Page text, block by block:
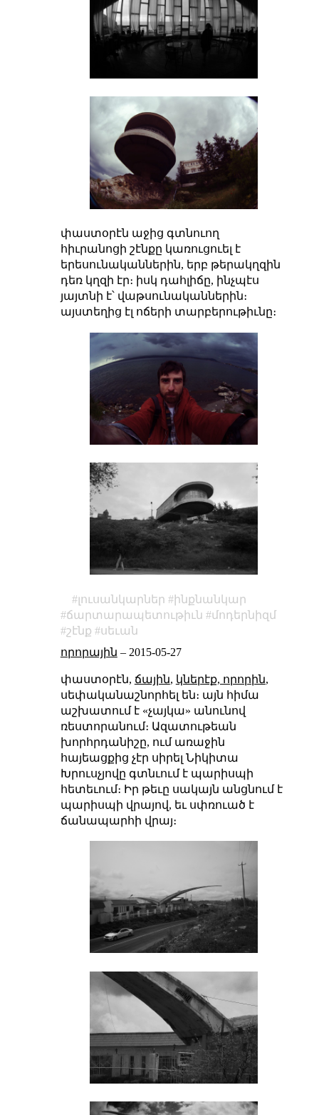
փաստօրէն աջից գտնուող
հիւրանոցի շէնքը կառուցուել է
երեսունականներին, երբ թերակղզին
դեռ կղզի էր։ իսկ դահլիճը, ինչպէս
յայտնի է՝ վաթսունականներին։
այստեղից էլ ոճերի տարբերութիւնը։
լուսանկարներ
ինքնանկար
ճարտարապետութիւն
մոդերնիզմ
շէնք
սեւան
որորային – 2015-05-27
փաստօրէն, ճային, կներէք, որորին,
սեփականաշնորհել են։ այն հիմա
աշխատում է «չայկա» անունով
ռեստորանում։ Ազատութեան
խորհրդանիշը, ում առաջին
հայեացքից չէր սիրել Նիկիտա
Խրուսչյովը գտնւում է պարիսպի
հետեւում։ Իր թեւը սակայն անցնում է
պարիսպի վրայով, եւ սփռուած է
ճանապարհի վրայ։